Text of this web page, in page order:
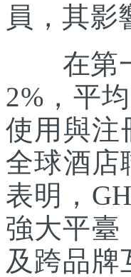
員，其影
在第一
2%，平
使用與注
全球酒店
表明，
強大平臺
及跨品牌